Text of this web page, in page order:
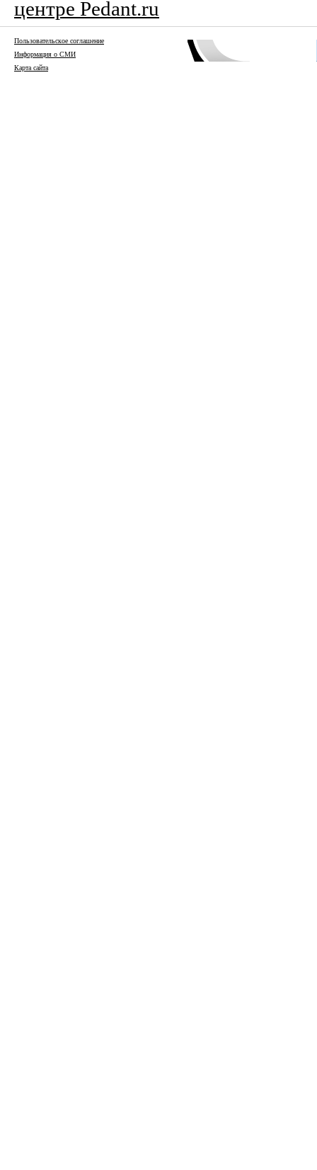
центре Pedant.ru
Пользовательское соглашение
Информация о СМИ
Карта сайта